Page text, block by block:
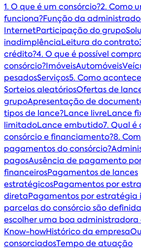
1. O que é um consórcio?2. Como
funciona?Função da
InternetParticipação do grupo
inadimplênciaLeitura do contrato
crédito?4. O que é possível
consórcio?ImóveisAutomóveis
pesadosServiços5. Como
Sorteios aleatóriosOfertas de
grupoApresentação de
tipos de lance?Lance livreLance
limitadoLance embutido7. Qual
consórcio e financiamento?8.
pagamentos do consórcio?
pagosAusência de pagamento
financeirosPagamentos de lances
estratégicosPagamentos por
diretaPagamentos por estratégia
parcelas do consórcio são
escolher uma boa administradora
Know-howHistórico da empresa
consorciadosTempo de atuação